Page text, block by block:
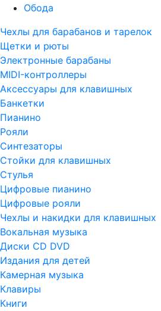
Обода
Чехлы для барабанов и тарелок
Щетки и рюты
Электронные барабаны
MIDI-контроллеры
Аксессуары для клавишных
Банкетки
Пианино
Рояли
Синтезаторы
Стойки для клавишных
Стулья
Цифровые пианино
Цифровые рояли
Чехлы и накидки для клавишных
Вокальная музыка
Диски CD DVD
Издания для детей
Камерная музыка
Клавиры
Книги